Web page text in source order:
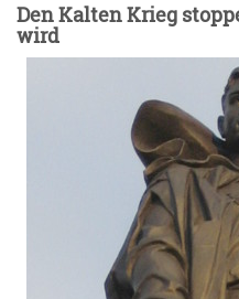
Den Kalten Krieg
wird